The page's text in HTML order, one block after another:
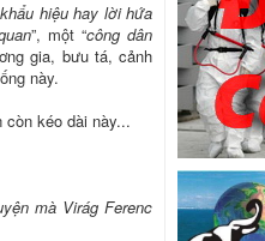
hiệu hay lời hứa
”, một “công dân
gia, bưu tá, cảnh
này.
còn kéo dài này...
mà Virág Ferenc